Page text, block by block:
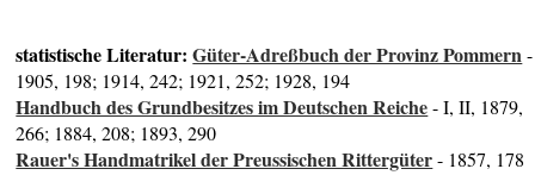
statistische Literatur:Güter-Adreßbuch der Provinz Pommern-
1905, 198; 1914, 242; 1921, 252; 1928, 194
Handbuch des Grundbesitzes im Deutschen Reiche- I, II, 1879,
266; 1884, 208; 1893, 290
Rauer's Handmatrikel der Preussischen Rittergüter- 1857, 178